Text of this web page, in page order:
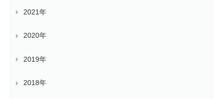
2021年
2020年
2019年
2018年